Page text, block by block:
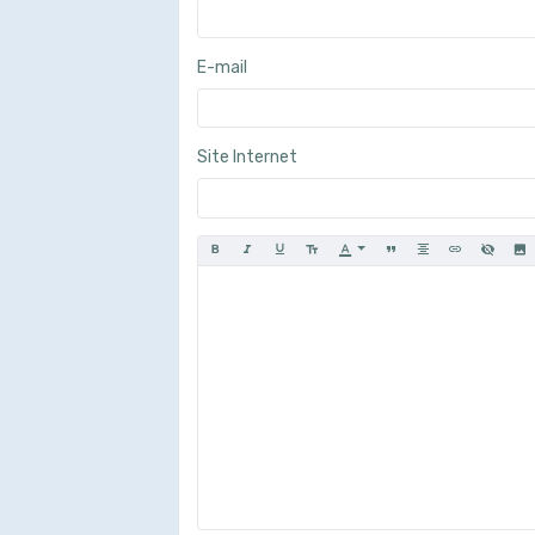
E-mail
Site Internet